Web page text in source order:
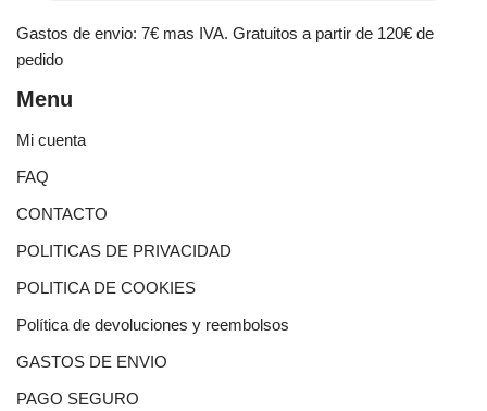
Gastos de envio: 7€ mas IVA. Gratuitos a partir de 120€ de
pedido
Menu
Mi cuenta
FAQ
CONTACTO
POLITICAS DE PRIVACIDAD
POLITICA DE COOKIES
Política de devoluciones y reembolsos
GASTOS DE ENVIO
PAGO SEGURO